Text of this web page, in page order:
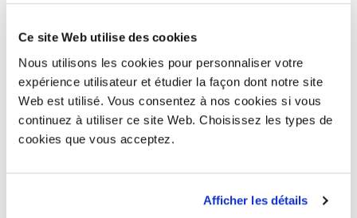
Ce site Web utilise des cookies
Nous utilisons les cookies pour personnaliser votre
expérience utilisateur et étudier la façon dont notre site
Web est utilisé. Vous consentez à nos cookies si vous
continuez à utiliser ce site Web. Choisissez les types de
cookies que vous acceptez.
Afficher les détails